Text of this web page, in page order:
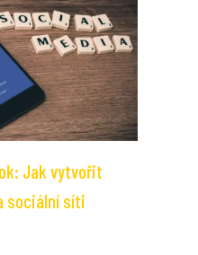
Jak vytvořit
sociální síti